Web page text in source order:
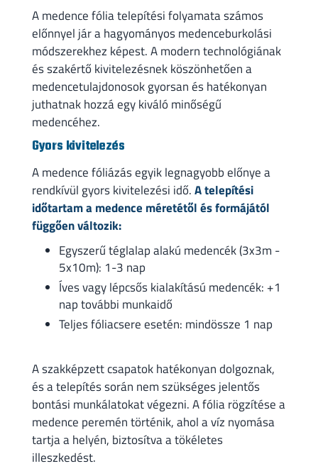
A medence fólia telepítési folyamata számos
előnnyel jár a hagyományos medenceburkolási
módszerekhez képest. A modern technológiának
és szakértő kivitelezésnek köszönhetően a
medencetulajdonosok gyorsan és hatékonyan
juthatnak hozzá egy kiváló minőségű
medencéhez.
Gyors kivitelezés
A medence fóliázás egyik legnagyobb előnye a
rendkívül gyors kivitelezési idő.A telepítési
időtartam a medence méretétől és formájától
függően változik:
Egyszerű téglalap alakú medencék (3x3m -
5x10m): 1-3 nap
Íves vagy lépcsős kialakítású medencék: +1
nap további munkaidő
Teljes fóliacsere esetén: mindössze 1 nap
A szakképzett csapatok hatékonyan dolgoznak,
és a telepítés során nem szükséges jelentős
bontási munkálatokat végezni. A fólia rögzítése a
medence peremén történik, ahol a víz nyomása
tartja a helyén, biztosítva a tökéletes
illeszkedést.